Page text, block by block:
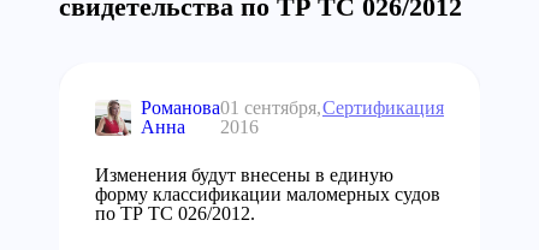
свидетельства по ТР ТС 026/2012
Романова
Анна
01 сентября,
2016
Сертификация
Изменения будут внесены в единую
форму классификации маломерных судов
по ТР ТС 026/2012.